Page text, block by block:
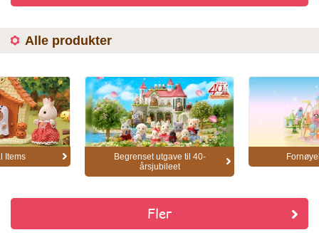
Alle produkter
Items
Begrenset utgave til 40-
årsjubileet
Fler